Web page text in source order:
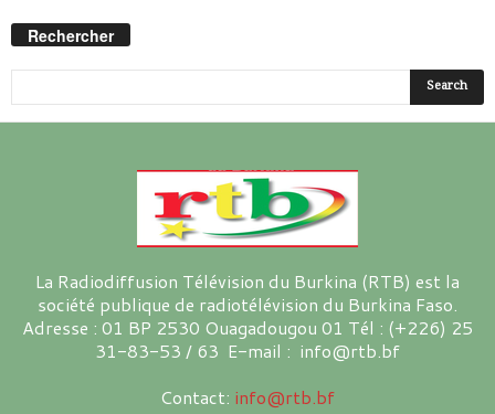
Rechercher
La Radiodiffusion Télévision du Burkina (RTB) est la
société publique de radiotélévision du Burkina Faso.
Adresse : 01 BP 2530 Ouagadougou 01 Tél : (+226) 25
31-83-53 / 63 E-mail : info@rtb.bf
Contact: info@rtb.bf